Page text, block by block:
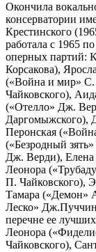
Окончила
консерватории
Крестинского
работала с 1965
оперных партий:
Корсакова),
(«Война и мир» С.
Чайковского),
(«Отелло» Дж.
Даргомыжского),
Перонская
(«Безродный
Дж. Верди), Елена
Леонора
П. Чайковского),
Тамара («Демон»
Леско»
перечне ее
Леонора
Чайковского),